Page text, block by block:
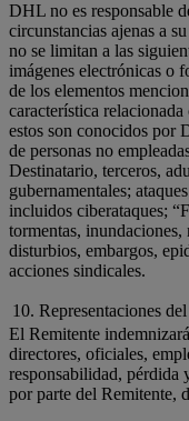
DHL no es responsable
circunstancias ajenas a
no se limitan a las
imágenes electrónicas o
de los elementos
característica
estos son conocidos por
de personas no
Destinatario, terceros,
gubernamentales;
incluidos ciberataques;
tormentas, inundaciones,
disturbios, embargos,
acciones sindicales.
10. Representaciones
El Remitente
directores, oficiales,
responsabilidad, pérdida
por parte del Remitente,